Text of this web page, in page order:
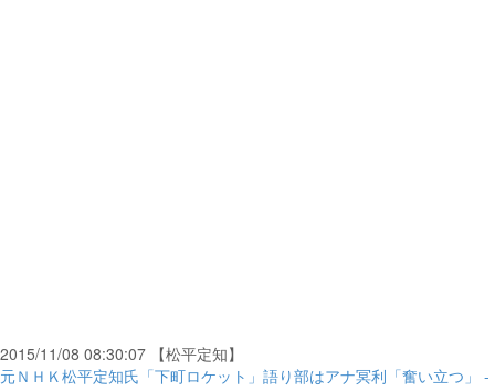
2015/11/08 08:30:07 【松平定知】
元ＮＨＫ松平定知氏「下町ロケット」語り部はアナ冥利「奮い立つ」 -